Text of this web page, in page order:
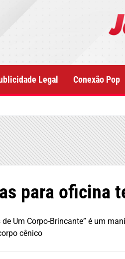
Legal Conexão Pop
para oficina
Um Corpo-Brincante” é um
cênico